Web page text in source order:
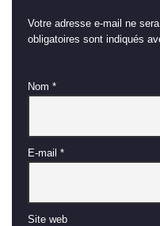
Votre adresse e-mail ne
obligatoires sont indiqués
Nom *
E-mail *
Site web